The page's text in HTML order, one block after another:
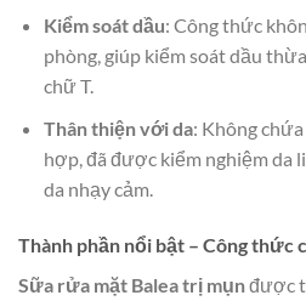
Kiểm soát dầu: Công thức
phòng, giúp kiểm soát dầu
chữ T.
Thân thiện với da: Không
hợp, đã được kiểm nghiệm da
da nhạy cảm.
Thành phần nổi bật – Công thức
Sữa rửa mặt Balea trị mụnđược